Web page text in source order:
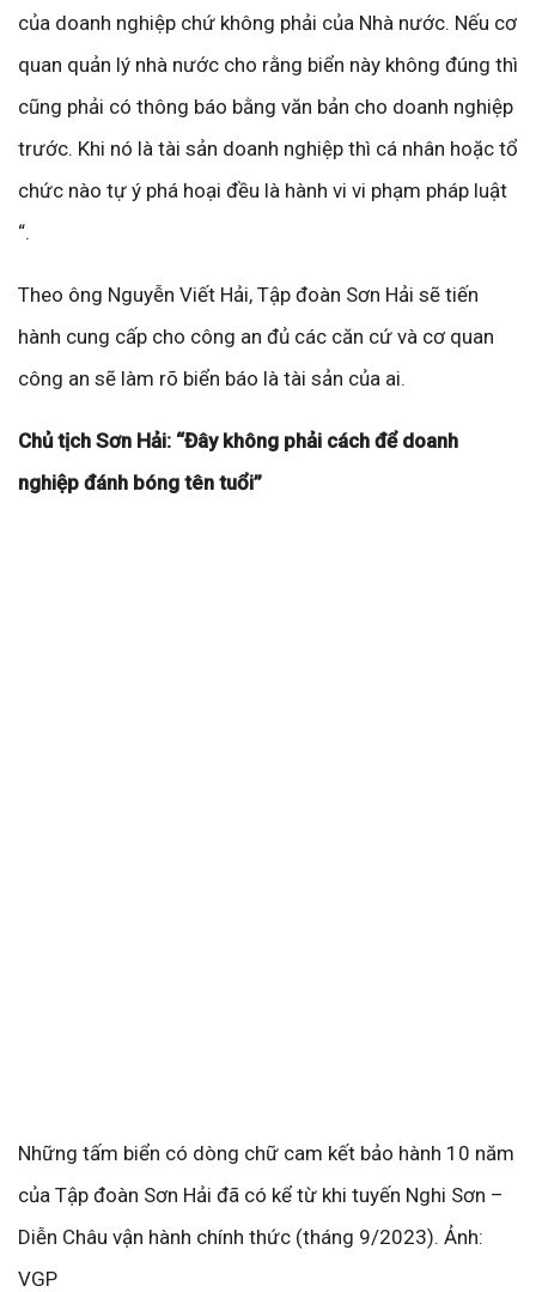
của doanh nghiệp chứ không phải của Nhà nước. Nếu cơ
quan quản lý nhà nước cho rằng biển này không đúng thì
cũng phải có thông báo bằng văn bản cho doanh nghiệp
trước. Khi nó là tài sản doanh nghiệp thì cá nhân hoặc tổ
chức nào tự ý phá hoại đều là hành vi vi phạm pháp luật
“.
Theo ông Nguyễn Viết Hải, Tập đoàn Sơn Hải sẽ tiến
hành cung cấp cho công an đủ các căn cứ và cơ quan
công an sẽ làm rõ biển báo là tài sản của ai.
Chủ tịch Sơn Hải: “Đây không phải cách để doanh
nghiệp đánh bóng tên tuổi”
Những tấm biển có dòng chữ cam kết bảo hành 10 năm
của Tập đoàn Sơn Hải đã có kể từ khi tuyến Nghi Sơn –
Diễn Châu vận hành chính thức (tháng 9/2023). Ảnh:
VGP